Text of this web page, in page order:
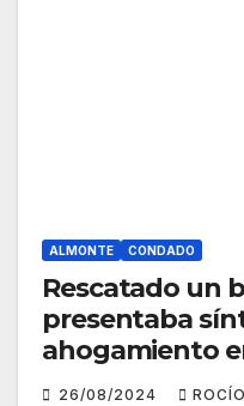
ALMONTE CONDADO
Rescatado un
presentaba
ahogamiento
Matalascañas
26/08/2024